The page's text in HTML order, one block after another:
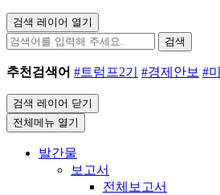
검색 레이어 열기
검색
추천검색어 #트럼프2기 #경제안보 #
검색 레이어 닫기
전체메뉴 열기
발간물
보고서
전체보고서